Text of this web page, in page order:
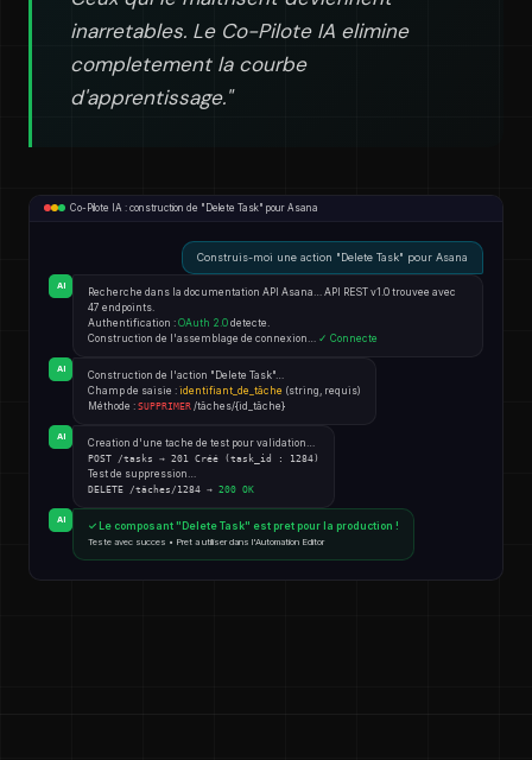
inarretables. Le Co-Pilote IA elimine
completement la courbe
d'apprentissage."
Co-Pilote IA : construction de "Delete Task" pour Asana
Construis-moi une action "Delete Task" pour Asana
AI
Recherche dans la documentation API Asana… API REST v1.0 trouvee avec
47 endpoints.
Authentification : OAuth 2.0 detecte.
Construction de l'assemblage de connexion… ✓ Connecte
AI
Construction de l'action "Delete Task"…
Champ de saisie : identifiant_de_tâche (string, requis)
Méthode : SUPPRIMER /tâches/{id_tâche}
AI
Creation d'une tache de test pour validation…
POST /tasks → 201 Créé (task_id : 1284)
Test de suppression…
DELETE /tâches/1284 → 200 OK
AI
✓ Le composant "Delete Task" est pret pour la production !
Teste avec succes • Pret a utiliser dans l'Automation Editor